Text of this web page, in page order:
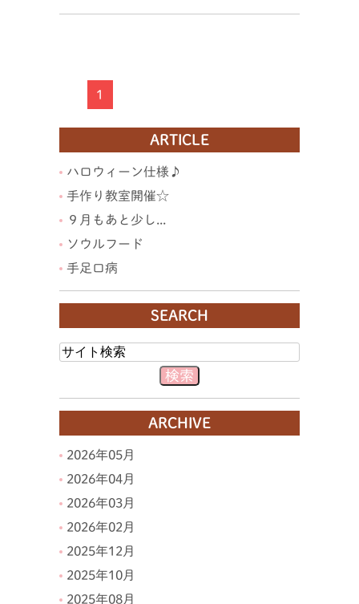
1
ARTICLE
ハロウィーン仕様♪
手作り教室開催☆
９月もあと少し...
ソウルフード
手足口病
SEARCH
ARCHIVE
2026年05月
2026年04月
2026年03月
2026年02月
2025年12月
2025年10月
2025年08月